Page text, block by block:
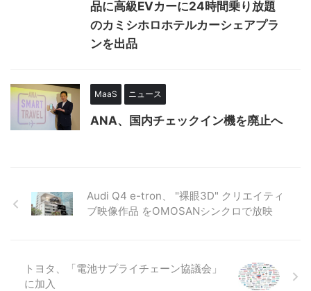
品に高級EVカーに24時間乗り放題
のカミシホロホテルカーシェアプラ
ンを出品
MaaS ニュース
ANA、国内チェックイン機を廃止へ
Audi Q4 e-tron、 "裸眼3D" クリエイティ
ブ映像作品 をOMOSANシンクロで放映
トヨタ、「電池サプライチェーン協議会」
に加入